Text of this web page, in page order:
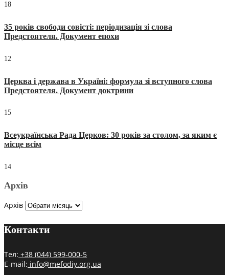
18
35 років свободи совісті: періодизація зі слова
Предстоятеля. Документ епохи
12
Церква і держава в Україні: формула зі вступного слова
Предстоятеля. Документ доктрини
15
Всеукраїнська Рада Церков: 30 років за столом, за яким є
місце всім
14
Архів
Архів
Контакти
Тел: +38 (044) 599-000-5
E-mail: info@mefodiy.org.ua